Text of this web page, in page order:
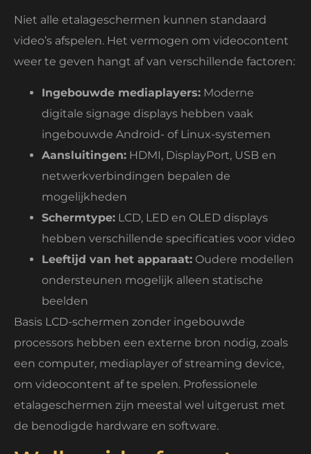
Niet alle etalageschermen kunnen standaard
video’s afspelen. Het vermogen om videocontent
weer te geven hangt af van verschillende factoren:
Ingebouwde mediaplayers: Moderne
digitale signage displays hebben vaak
ingebouwde Android- of Linux-systemen
Aansluitingen: HDMI, DisplayPort, USB en
netwerkverbindingen bepalen de
mogelijkheden
Schermtype: LCD, LED en OLED displays
hebben verschillende specificaties voor video
Leeftijd van het apparaat: Oudere modellen
ondersteunen mogelijk alleen statische
beelden
Basis LCD-schermen zonder ingebouwde
processors hebben een externe bron nodig, zoals
een computer, mediaplayer of streaming device,
om videocontent af te spelen. Professionele
etalageschermen zijn meestal wel uitgerust met
de benodigde hardware en software.